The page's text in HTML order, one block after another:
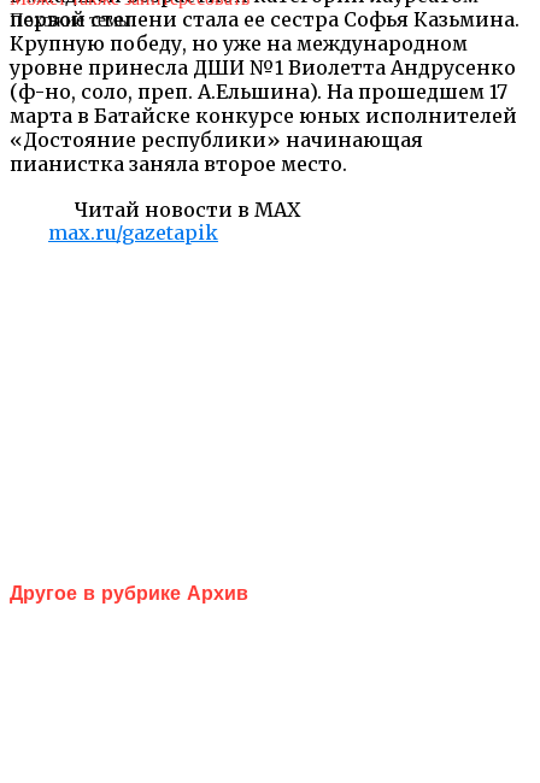
первой степени стала ее сестра Софья Казьмина.
Крупную победу, но уже на международном
уровне принесла ДШИ №1 Виолетта Андрусенко
(ф-но, соло, преп. А.Ельшина). На прошедшем 17
марта в Батайске конкурсе юных исполнителей
«Достояние республики» начинающая
пианистка заняла второе место.
Читай новости в MAX
max.ru/gazetapik
Похожие темы:
Другое в рубрике Архив